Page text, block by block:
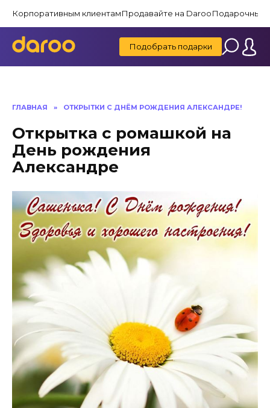
содержанию
Корпоративным клиентамПродавайте на DarooПодарочные
Подобрать подарки
ГЛАВНАЯ » ОТКРЫТКИ С ДНЁМ РОЖДЕНИЯ АЛЕКСАНДРЕ!
Открытка с ромашкой на
День рождения
Александре